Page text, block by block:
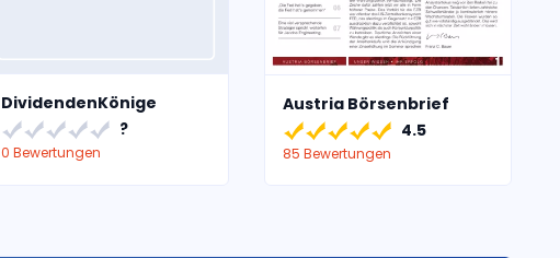
DividendenKönige
?
0 Bewertungen
Austria Börsenbrief
4.5
85 Bewertungen